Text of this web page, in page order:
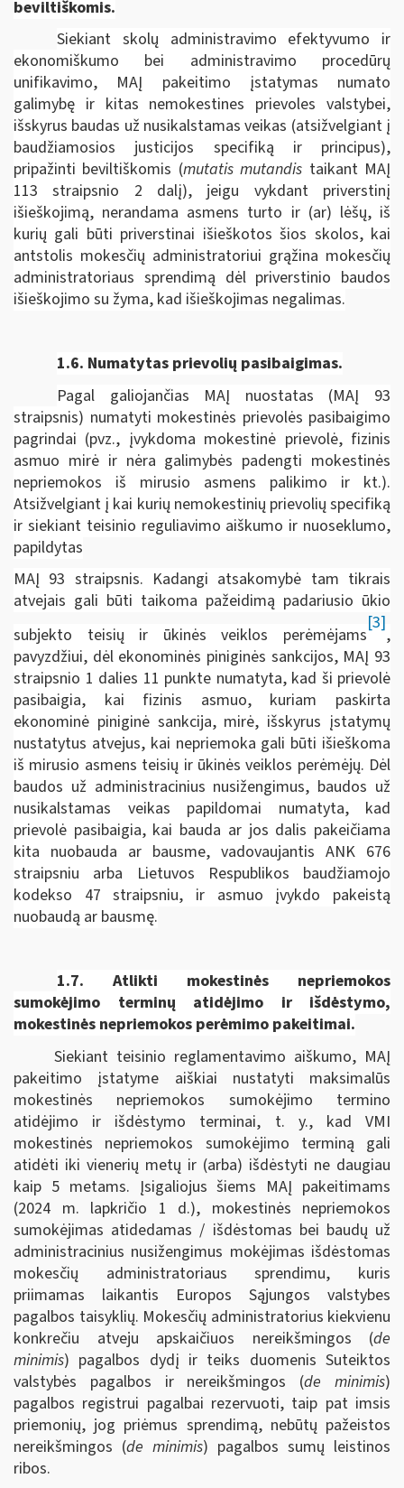
beviltiškomis.
Siekiant skolų administravimo efektyvumo ir
ekonomiškumo bei administravimo procedūrų
unifikavimo, MAĮ pakeitimo įstatymas numato
galimybę ir kitas nemokestines prievoles valstybei,
išskyrus baudas už nusikalstamas veikas (atsižvelgiant į
baudžiamosios justicijos specifiką ir principus),
pripažinti beviltiškomis (mutatis mutandis taikant MAĮ
113 straipsnio 2 dalį), jeigu vykdant priverstinį
išieškojimą, nerandama asmens turto ir (ar) lėšų, iš
kurių gali būti priverstinai išieškotos šios skolos, kai
antstolis mokesčių administratoriui grąžina mokesčių
administratoriaus sprendimą dėl priverstinio baudos
išieškojimo su žyma, kad išieškojimas negalimas.
1.6. Numatytas prievolių pasibaigimas.
Pagal galiojančias MAĮ nuostatas (MAĮ 93
straipsnis) numatyti mokestinės prievolės pasibaigimo
pagrindai (pvz., įvykdoma mokestinė prievolė, fizinis
asmuo mirė ir nėra galimybės padengti mokestinės
nepriemokos iš mirusio asmens palikimo ir kt.).
Atsižvelgiant į kai kurių nemokestinių prievolių specifiką
ir siekiant teisinio reguliavimo aiškumo ir nuoseklumo,
papildytas
MAĮ 93 straipsnis. Kadangi atsakomybė tam tikrais
atvejais gali būti taikoma pažeidimą padariusio ūkio
subjekto teisių ir ūkinės veiklos perėmėjams
[3]
,
pavyzdžiui, dėl ekonominės piniginės sankcijos, MAĮ 93
straipsnio 1 dalies 11 punkte numatyta, kad ši prievolė
pasibaigia, kai fizinis asmuo, kuriam paskirta
ekonominė piniginė sankcija, mirė, išskyrus įstatymų
nustatytus atvejus, kai nepriemoka gali būti išieškoma
iš mirusio asmens teisių ir ūkinės veiklos perėmėjų. Dėl
baudos už administracinius nusižengimus, baudos už
nusikalstamas veikas papildomai numatyta, kad
prievolė pasibaigia, kai bauda ar jos dalis pakeičiama
kita nuobauda ar bausme, vadovaujantis ANK 676
straipsniu arba Lietuvos Respublikos baudžiamojo
kodekso 47 straipsniu, ir asmuo įvykdo pakeistą
nuobaudą ar bausmę.
1.7.
Atlikti mokestinės nepriemokos
sumokėjimo terminų atidėjimo ir išdėstymo,
mokestinės nepriemokos perėmimo pakeitimai.
Siekiant teisinio reglamentavimo aiškumo, MAĮ
pakeitimo įstatyme aiškiai nustatyti maksimalūs
mokestinės nepriemokos sumokėjimo termino
atidėjimo ir išdėstymo terminai, t. y., kad VMI
mokestinės nepriemokos sumokėjimo terminą gali
atidėti iki vienerių metų ir (arba) išdėstyti ne daugiau
kaip 5 metams. Įsigaliojus šiems MAĮ pakeitimams
(2024 m. lapkričio 1 d.), mokestinės nepriemokos
sumokėjimas atidedamas / išdėstomas bei baudų už
administracinius nusižengimus mokėjimas išdėstomas
mokesčių administratoriaus sprendimu, kuris
priimamas laikantis Europos Sąjungos valstybes
pagalbos taisyklių. Mokesčių administratorius kiekvienu
konkrečiu atveju apskaičiuos nereikšmingos (de
minimis) pagalbos dydį ir teiks duomenis Suteiktos
valstybės pagalbos ir nereikšmingos (de minimis)
pagalbos registrui pagalbai rezervuoti, taip pat imsis
priemonių, jog priėmus sprendimą, nebūtų pažeistos
nereikšmingos (de minimis) pagalbos sumų leistinos
ribos.